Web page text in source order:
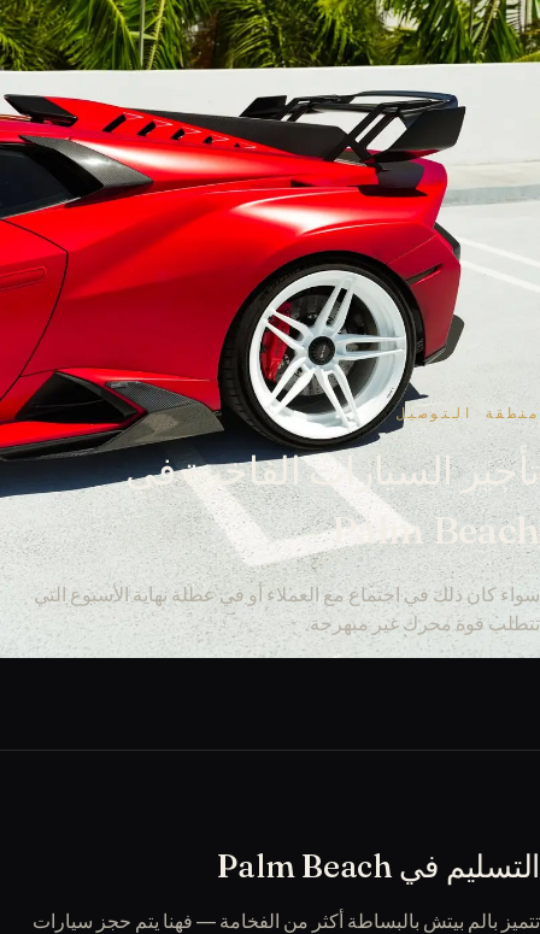
منطقة التوصيل
تأجير السيارات الفاخرة في
Palm Beach
سواء كان ذلك في اجتماع مع العملاء أو في عطلة نهاية الأسبوع التي
تتطلب قوة محرك غير مبهرجة.
التسليم في Palm Beach
تتميز بالم بيتش بالبساطة أكثر من الفخامة — فهنا يتم حجز سيارات